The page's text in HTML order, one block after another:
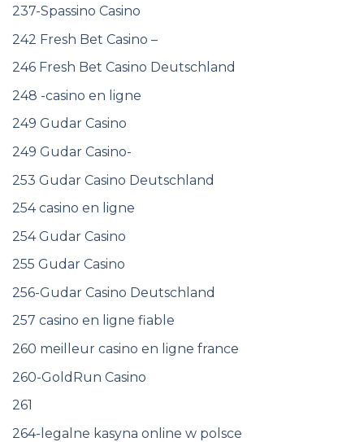
237-Spassino Casino
242 Fresh Bet Casino –
246 Fresh Bet Casino Deutschland
248 -casino en ligne
249 Gudar Casino
249 Gudar Casino-
253 Gudar Casino Deutschland
254 casino en ligne
254 Gudar Casino
255 Gudar Casino
256-Gudar Casino Deutschland
257 casino en ligne fiable
260 meilleur casino en ligne france
260-GoldRun Casino
261
264-legalne kasyna online w polsce